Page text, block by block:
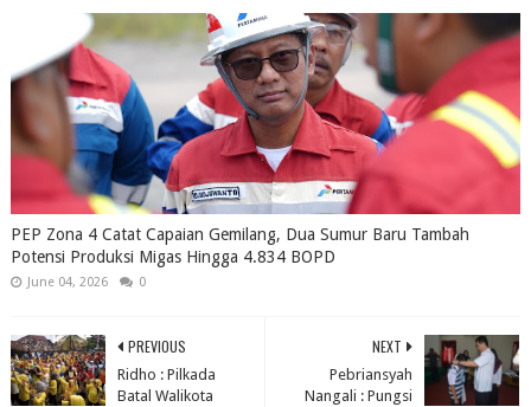
PEP Zona 4 Catat Capaian Gemilang, Dua Sumur Baru Tambah
Potensi Produksi Migas Hingga 4.834 BOPD
June 04, 2026 0
NEXT
Pebriansyah
Nangali : Pungsi
PREVIOUS
Ridho : Pilkada
Batal Walikota